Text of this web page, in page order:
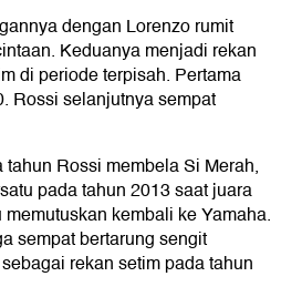
dengan Lorenzo rumit
Keduanya menjadi rekan
di periode terpisah. Pertama
Rossi selanjutnya sempat
Rossi membela Si Merah,
pada tahun 2013 saat juara
kembali ke Yamaha.
sempat bertarung sengit
rekan setim pada tahun